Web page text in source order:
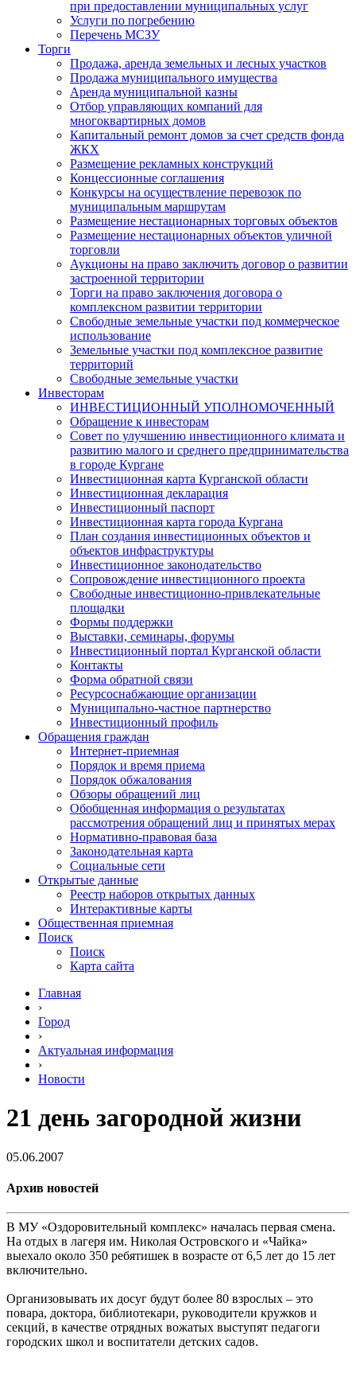
при предоставлении муниципальных услуг
Услуги по погребению
Перечень МСЗУ
Торги
Продажа, аренда земельных и лесных участков
Продажа муниципального имущества
Аренда муниципальной казны
Отбор управляющих компаний для
многоквартирных домов
Капитальный ремонт домов за счет средств фонда
ЖКХ
Размещение рекламных конструкций
Концессионные соглашения
Конкурсы на осуществление перевозок по
муниципальным маршрутам
Размещение нестационарных торговых объектов
Размещение нестационарных объектов уличной
торговли
Аукционы на право заключить договор о развитии
застроенной территории
Торги на право заключения договора о
комплексном развитии территории
Свободные земельные участки под коммерческое
использование
Земельные участки под комплексное развитие
территорий
Свободные земельные участки
Инвесторам
ИНВЕСТИЦИОННЫЙ УПОЛНОМОЧЕННЫЙ
Обращение к инвесторам
Совет по улучшению инвестиционного климата и
развитию малого и среднего предпринимательства
в городе Кургане
Инвестиционная карта Курганской области
Инвестиционная декларация
Инвестиционный паспорт
Инвестиционная карта города Кургана
План создания инвестиционных объектов и
объектов инфраструктуры
Инвестиционное законодательство
Сопровождение инвестиционного проекта
Свободные инвестиционно-привлекательные
площадки
Формы поддержки
Выставки, семинары, форумы
Инвестиционный портал Курганской области
Контакты
Форма обратной связи
Ресурсоснабжающие организации
Муниципально-частное партнерство
Инвестиционный профиль
Обращения граждан
Интернет-приемная
Порядок и время приема
Порядок обжалования
Обзоры обращений лиц
Обобщенная информация о результатах
рассмотрения обращений лиц и принятых мерах
Нормативно-правовая база
Законодательная карта
Социальные сети
Открытые данные
Реестр наборов открытых данных
Интерактивные карты
Общественная приемная
Поиск
Поиск
Карта сайта
Главная
›
Город
›
Актуальная информация
›
Новости
21 день загородной жизни
05.06.2007
Архив новостей
В МУ «Оздоровительный комплекс» началась первая смена.
На отдых в лагеря им. Николая Островского и «Чайка»
выехало около 350 ребятишек в возрасте от 6,5 лет до 15 лет
включительно.
Организовывать их досуг будут более 80 взрослых – это
повара, доктора, библиотекари, руководители кружков и
секций, в качестве отрядных вожатых выступят педагоги
городских школ и воспитатели детских садов.